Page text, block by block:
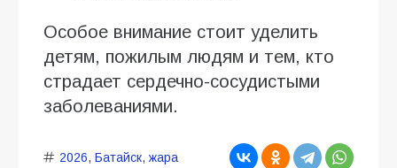
Особое внимание стоит уделить
детям, пожилым людям и тем, кто
страдает сердечно-сосудистыми
заболеваниями.
2026, Батайск, жара